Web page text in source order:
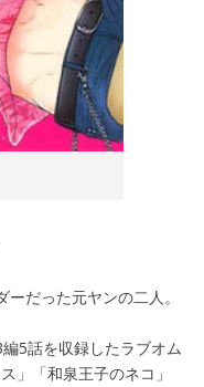
だった元ヤンの二人。
5話を収録したラブオム
」「和泉王子のネコ」